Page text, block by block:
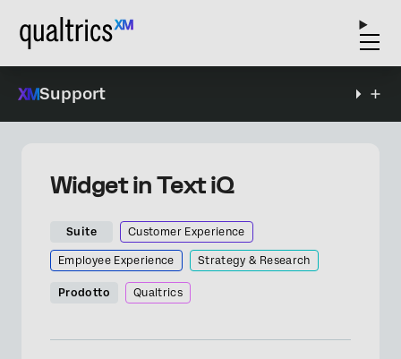
Support
Widget in Text iQ
Suite Customer Experience
Employee Experience Strategy & Research
Prodotto Qualtrics